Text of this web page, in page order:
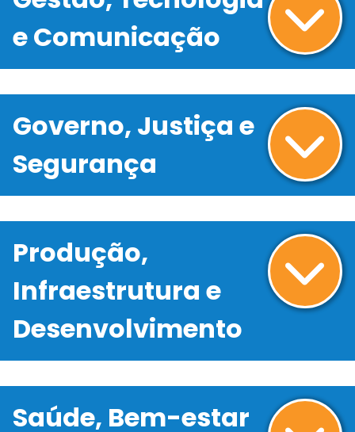
e Comunicação
Governo, Justiça e
Segurança
Produção,
Infraestrutura e
Desenvolvimento
Saúde, Bem-estar